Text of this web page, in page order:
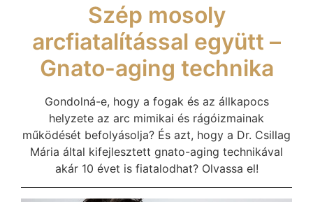
Szép mosoly
arcfiatalítással együtt –
Gnato-aging technika
Gondolná-e, hogy a fogak és az állkapocs
helyzete az arc mimikai és rágóizmainak
működését befolyásolja? És azt, hogy a Dr. Csillag
Mária által kifejlesztett gnato-aging technikával
akár 10 évet is fiatalodhat? Olvassa el!